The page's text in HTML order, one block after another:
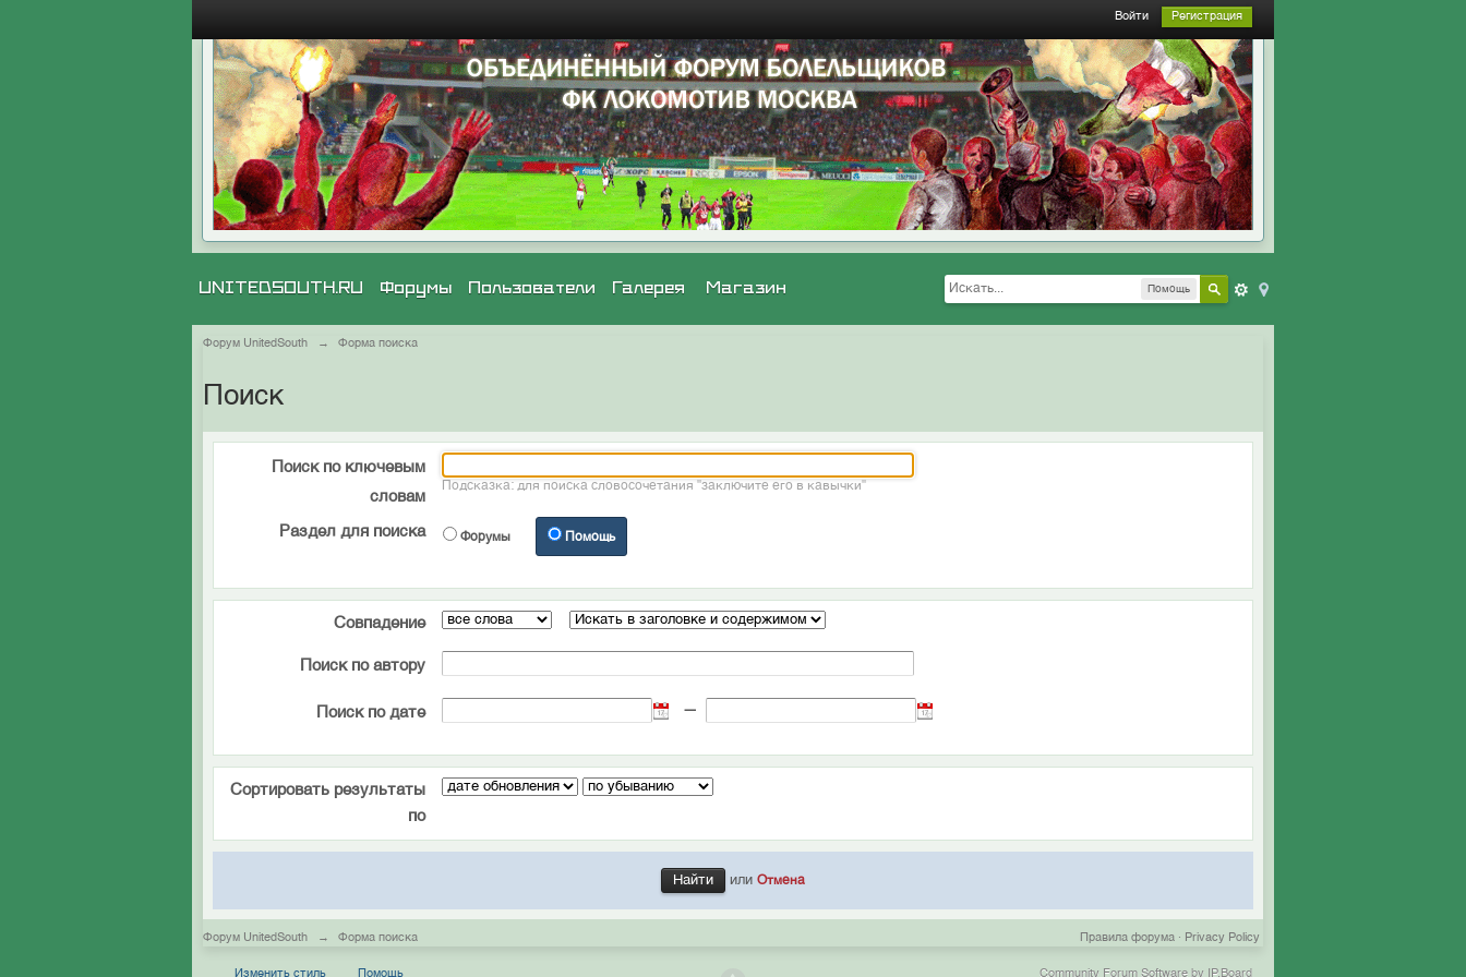
Войти Регистрация
Помощь
UNITEDSOUTH.RU Галерея Магазин
Форумы Пользователи
Форум UnitedSouth → Форма поиска
Поиск
Поиск по ключевым
словам
Подсказка: для поиска словосочетания "заключите его в кавычки"
Раздел для поиска Форумы Помощь
Совпадение
Поиск по автору
Поиск по дате —
Сортировать результаты
по
или Отмена
Форум UnitedSouth → Форма поиска Privacy Policy
Правила форума ·
Изменить стиль Помощь Community Forum Software by IP.Board